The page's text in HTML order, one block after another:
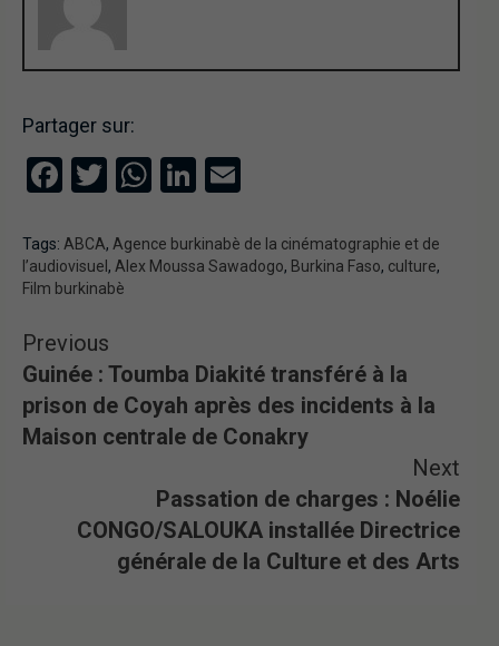
Partager sur:
Facebook
Twitter
WhatsApp
LinkedIn
Tags: ABCA, Agence burkinabè de la cinématographie et de
l’audiovisuel , Alex Moussa Sawadogo, Burkina Faso, culture,
Film burkinabè
Previous
Guinée : Toumba Diakité transféré à la
prison de Coyah après des incidents à la
Maison centrale de Conakry
Next
Passation de charges : Noélie
CONGO/SALOUKA installée Directrice
générale de la Culture et des Arts